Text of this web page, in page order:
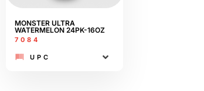
MONSTER ULTRA
WATERMELON 24PK-16OZ
7084
UPC